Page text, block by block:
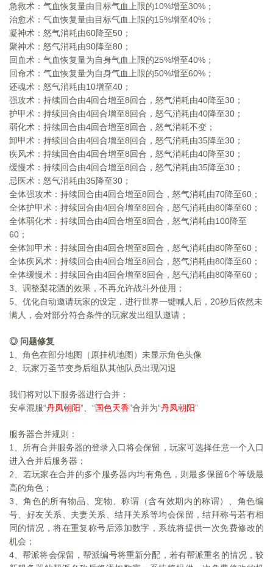
急救术：气血恢复量由目标气血上限的10%增至30%；
治愈术：气血恢复量由目标气血上限的15%增至40%；
凝神术：怒气消耗由60降至50；
聚神术：怒气消耗由90降至80；
回血术：气血恢复量为自身气血上限的25%增至40%；
回命术：气血恢复量为自身气血上限的50%增至60%；
还魂术：怒气消耗由10增至40；
强攻术：持续回合由4回合增至8回合，怒气消耗由40降至30；
护甲术：持续回合由4回合增至8回合，怒气消耗由40降至30；
弱化术：持续回合由4回合增至8回合，怒气消耗不变；
卸甲术：持续回合由4回合增至8回合，怒气消耗由35降至30；
疾风术：持续回合由4回合增至8回合，怒气消耗由40降至30；
缓慢术：持续回合由4回合增至8回合，怒气消耗由35降至30；
忌医术：怒气消耗由35降至30；
全体强攻术：持续回合由4回合增至8回合，怒气消耗由70降至60；
全体护甲术：持续回合由4回合增至8回合，怒气消耗由80降至60；
全体弱化术：持续回合由4回合增至8回合，怒气消耗由100降至
60；
全体卸甲术：持续回合由4回合增至8回合，怒气消耗由80降至60；
全体疾风术：持续回合由4回合增至8回合，怒气消耗由80降至60；
全体缓慢术：持续回合由4回合增至8回合，怒气消耗由80降至60；
3 、调整梨花酒的效果，不再允许战斗外使用；
5、优化自动邀请玩家的设定，进行世界一键喊人后，20秒后依然未
满人，会对部分符合条件的玩家发出组队邀请；
◎ 问题修复
1
、角色在部分地图（原挂机地图）未显示角色头像
2 、玩家万圣节变身后组队其他队员出现闪退
我们将对以下服务器进行合并：
安卓混服“丹凤朝阳”、“ 国色天香”合并为“丹凤朝阳”
服务器合并规则：
1
、所有合并服务器的登录入口将会保留，玩家可选择任意一个入口
进入合并后服务器；
2 、若玩家在合并的多个服务器内均有角色，则最多保留6个等级最
高的角色；
3 、角色的所有物品、宠物、称谓（含有效期内的称谓）、角色编
号、好友关系、夫妻关系、结拜关系等均会保留，结拜称号若有相
同的情况，将在重复称号后添加数字，系统将提供一次免费修改的
机会；
4、帮派将会保留，帮派编号将重新分配，若有帮派重名的情况，较